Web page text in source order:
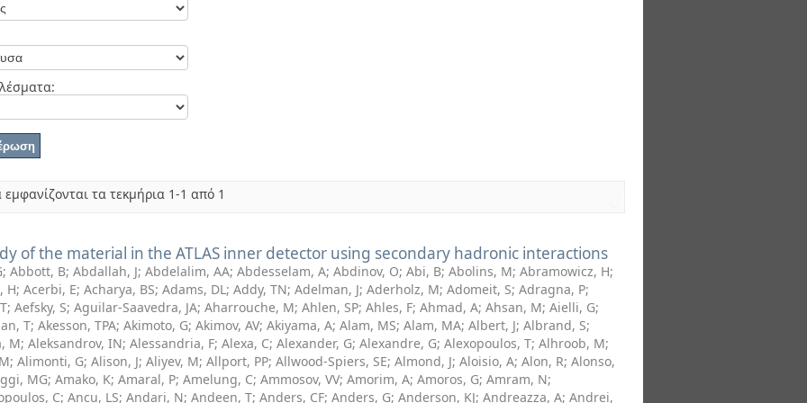
τα τεκμήρια 1-1 από 1
of the material in the ATLAS inner detector using secondary hadronic interactions
; Abbott, B; Abdallah, J; Abdelalim, AA; Abdesselam, A; Abdinov, O; Abi, B; Abolins, M; Abramowicz, H;
H; Acerbi, E; Acharya, BS; Adams, DL; Addy, TN; Adelman, J; Aderholz, M; Adomeit, S; Adragna, P;
; Aefsky, S; Aguilar-Saavedra, JA; Aharrouche, M; Ahlen, SP; Ahles, F; Ahmad, A; Ahsan, M; Aielli, G;
T; Akesson, TPA; Akimoto, G; Akimov, AV; Akiyama, A; Alam, MS; Alam, MA; Albert, J; Albrand, S;
M; Aleksandrov, IN; Alessandria, F; Alexa, C; Alexander, G; Alexandre, G; Alexopoulos, T; Alhroob, M;
; Alimonti, G; Alison, J; Aliyev, M; Allport, PP; Allwood-Spiers, SE; Almond, J; Aloisio, A; Alon, R; Alonso,
MG; Amako, K; Amaral, P; Amelung, C; Ammosov, VV; Amorim, A; Amoros, G; Amram, N;
C; Ancu, LS; Andari, N; Andeen, T; Anders, CF; Anders, G; Anderson, KJ; Andreazza, A; Andrei,